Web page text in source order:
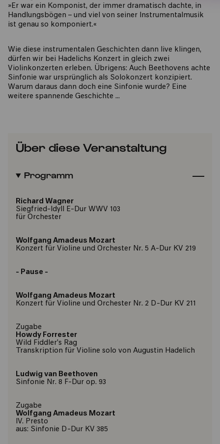
»Er war ein Komponist, der immer dramatisch dachte, in
Handlungsbögen – und viel von seiner Instrumentalmusik
ist genau so komponiert.«
Wie diese instrumentalen Geschichten dann live klingen,
dürfen wir bei Hadelichs Konzert in gleich zwei
Violinkonzerten erleben. Übrigens: Auch Beethovens achte
Sinfonie war ursprünglich als Solokonzert konzipiert.
Warum daraus dann doch eine Sinfonie wurde? Eine
weitere spannende Geschichte …
Über diese Veranstaltung
Programm
Richard Wagner
Siegfried-Idyll E-Dur WWV 103
für Orchester
Wolfgang Amadeus Mozart
Konzert für Violine und Orchester Nr. 5 A-Dur KV 219
- Pause -
Wolfgang Amadeus Mozart
Konzert für Violine und Orchester Nr. 2 D-Dur KV 211
Zugabe
Howdy Forrester
Wild Fiddler's Rag
Transkription für Violine solo von Augustin Hadelich
Ludwig van Beethoven
Sinfonie Nr. 8 F-Dur op. 93
Zugabe
Wolfgang Amadeus Mozart
IV. Presto
aus: Sinfonie D-Dur KV 385